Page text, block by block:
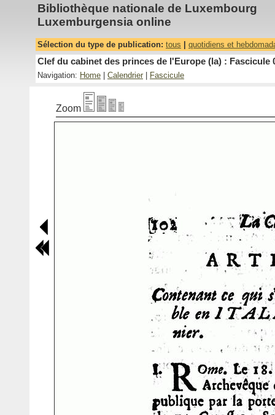
Bibliothèque nationale de Luxembourg
Luxemburgensia online
Sélection du type de publication: tous quotidiens et
Clef du cabinet des princes de l'Europe (la) : Fascicule
Navigation: Home Calendrier Fascicule
Zoom